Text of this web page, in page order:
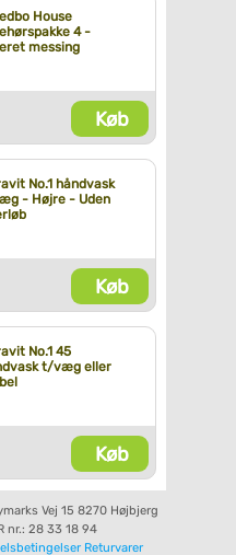
House
4 -
messing
Køb
No.1 håndvask
- Højre - Uden
Køb
No.1 45
t/væg eller
Køb
Vej 15 8270 Højbjerg
nr.: 28 33 18 94
Returvarer